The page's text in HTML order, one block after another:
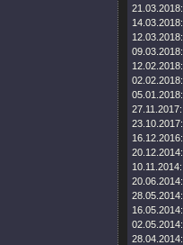
21.03.2018:
14.03.2018:
12.03.2018:
09.03.2018:
12.02.2018:
02.02.2018:
05.01.2018:
27.11.2017:
23.10.2017:
16.12.2016:
20.12.2014:
10.11.2014:
20.06.2014:
28.05.2014:
16.05.2014:
02.05.2014:
28.04.2014: